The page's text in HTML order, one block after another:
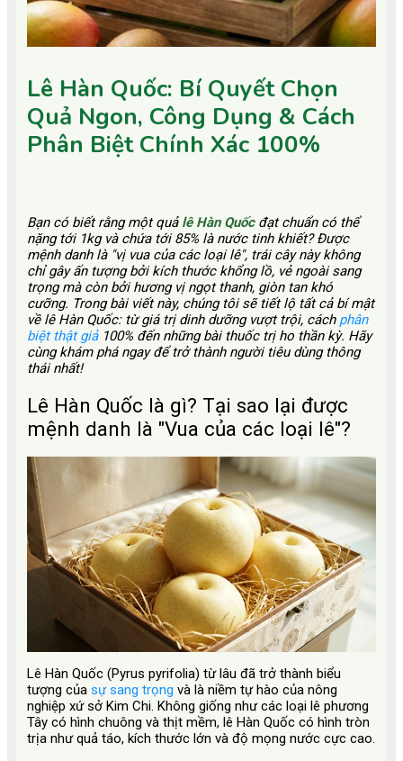
Bạn có biết rằng một quả lê Hàn Quốc đạt chuẩn có thể
nặng tới 1kg và chứa tới 85% là nước tinh khiết? Được
mệnh danh là "vị vua của các loại lê", trái cây này không
chỉ gây ấn tượng bởi kích thước khổng lồ, vẻ ngoài sang
trọng mà còn bởi hương vị ngọt thanh, giòn tan khó
cưỡng. Trong bài viết này, chúng tôi sẽ tiết lộ tất cả bí mật
về lê Hàn Quốc: từ giá trị dinh dưỡng vượt trội, cách phân
biệt thật giả 100% đến những bài thuốc trị ho thần kỳ. Hãy
cùng khám phá ngay để trở thành người tiêu dùng thông
thái nhất!
Lê Hàn Quốc là gì? Tại sao lại được
mệnh danh là "Vua của các loại lê"?
Lê Hàn Quốc (Pyrus pyrifolia) từ lâu đã trở thành biểu
tượng của sự sang trọng và là niềm tự hào của nông
nghiệp xứ sở Kim Chi. Không giống như các loại lê phương
Tây có hình chuông và thịt mềm, lê Hàn Quốc có hình tròn
trịa như quả táo, kích thước lớn và độ mọng nước cực cao.
Lê Hàn Quốc: Bí Quyết Chọn
Quả Ngon, Công Dụng & Cách
Phân Biệt Chính Xác 100%